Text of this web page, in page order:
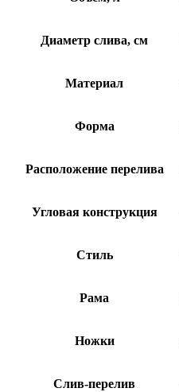
Диаметр слива, см
Материал
Форма
Расположение перелива
Угловая конструкция
Стиль
Рама
Ножки
Слив-перелив